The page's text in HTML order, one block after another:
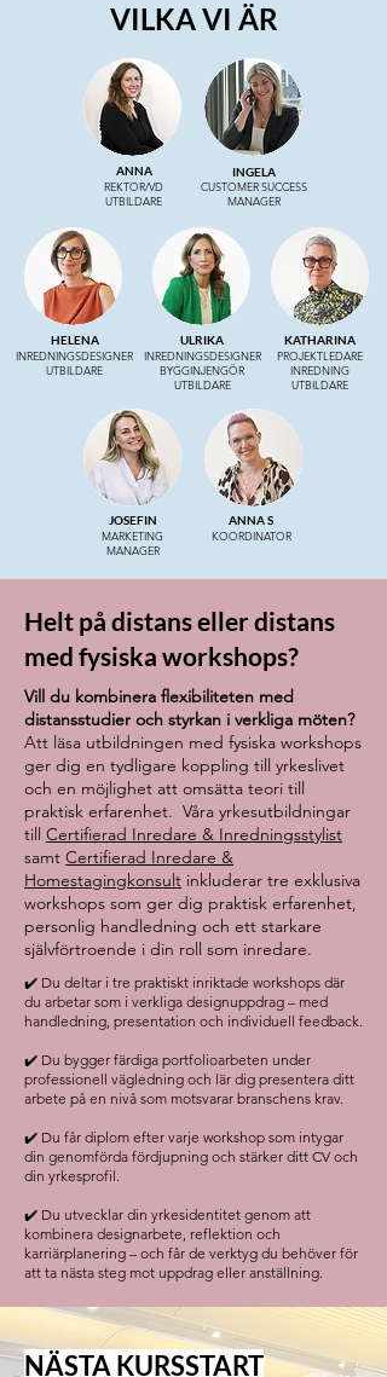
VILKA VI ÄR
ANNA
REKTOR/VD
UTBILDARE
INGELA
CUSTOMER SUCCESS
MANAGER
ULRIKA
INREDNINGSDESIGNER
BYGGINJENGÖR
UTBILDARE
HELENA
INREDNINGSDESIGNER
UTBILDARE
KATHARINA
PROJEKTLEDARE
INREDNING
UTBILDARE
JOSEFIN
MARKETING
MANAGER
ANNA S
KOORDINATOR
Helt på distans eller distans
med fysiska workshops?
Vill du kombinera flexibiliteten med
distansstudier och styrkan i verkliga möten?
Att läsa utbildningen med fysiska workshops
ger dig en tydligare koppling till yrkeslivet
och en möjlighet att omsätta teori till
praktisk erfarenhet. Våra yrkesutbildningar
till Certifierad Inredare & Inredningsstylist
samt Certifierad Inredare &
Homestagingkonsult inkluderar tre exklusiva
workshops som ger dig praktisk erfarenhet,
personlig handledning och ett starkare
självförtroende i din roll som inredare.
✔️ Du deltar i tre praktiskt inriktade workshops där
du arbetar som i verkliga designuppdrag – med
handledning, presentation och individuell feedback.
✔️ Du bygger färdiga portfolioarbeten under
professionell vägledning och lär dig presentera ditt
arbete på en nivå som motsvarar branschens krav.
✔️ Du får diplom efter varje workshop som intygar
din genomförda fördjupning och stärker ditt CV och
din yrkesprofil.
✔️ Du utvecklar din yrkesidentitet genom att
kombinera designarbete, reflektion och
karriärplanering – och får de verktyg du behöver för
att ta nästa steg mot uppdrag eller anställning.
NÄSTA KURSSTART